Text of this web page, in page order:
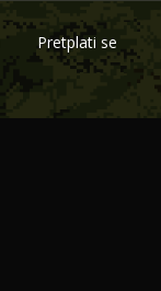
Pretplati se